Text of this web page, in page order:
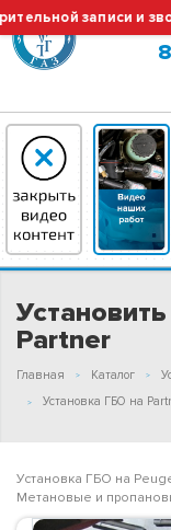
записи и
Partner
Главная Каталог
Установка ГБО на
Установка ГБО на
Метановые и